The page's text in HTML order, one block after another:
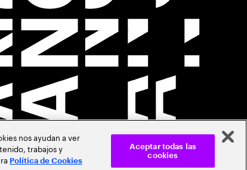
nos ayudan a ver
trabajos y
Política de Cookies
Aceptar todas las
cookies